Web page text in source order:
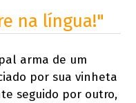
na língua!"
arma de um
por sua vinheta
seguido por outro,